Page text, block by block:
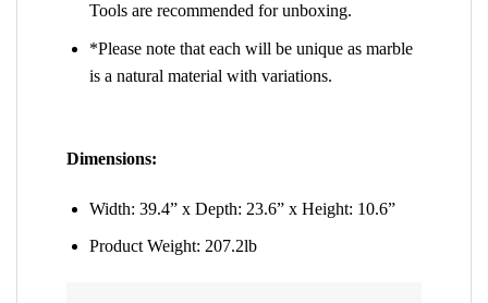
Tools are recommended for unboxing.
*Please note that each will be unique as marble
is a natural material with variations.
Dimensions:
Width: 39.4” x Depth: 23.6” x Height: 10.6”
Product Weight: 207.2lb